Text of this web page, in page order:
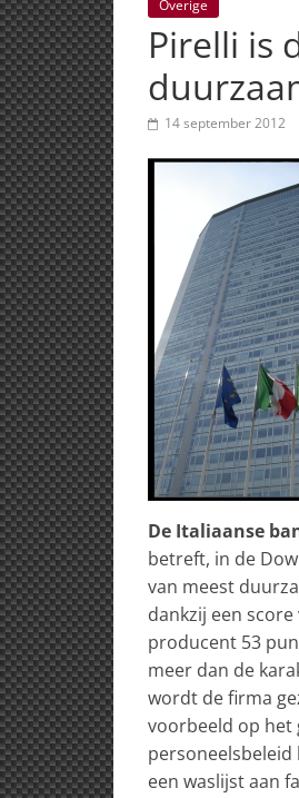
autonieuws
&
lifestyle
Overige
Pirelli is
14 september 2012
De Italiaanse
betreft, in de
van meest
dankzij een
producent 53
meer dan de
wordt de firma
voorbeeld op het
een waslijst aan